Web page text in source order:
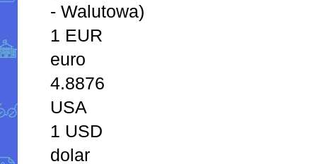
- Walutowa)
1 EUR
euro
4.8876
USA
1 USD
dolar